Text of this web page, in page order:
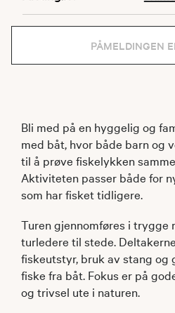
PÅMELDINGEN
Bli med på en hyggelig og
med båt, hvor både barn og
til å prøve fiskelykken
Aktiviteten passer både for
som har fisket tidligere.
Turen gjennomføres i trygge
turledere til stede.
fiskeutstyr, bruk av stang og
fiske fra båt. Fokus er på
og trivsel ute i naturen.